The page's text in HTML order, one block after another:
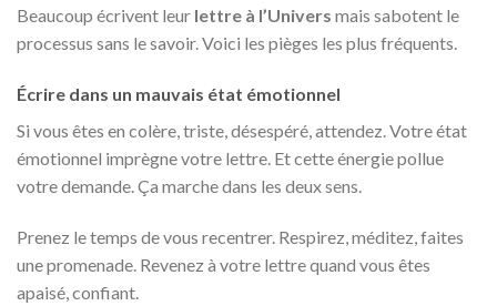
Beaucoup écrivent leur lettre à l’Univers mais sabotent le
processus sans le savoir. Voici les pièges les plus fréquents.
Écrire dans un mauvais état émotionnel
Si vous êtes en colère, triste, désespéré, attendez. Votre état
émotionnel imprègne votre lettre. Et cette énergie pollue
votre demande. Ça marche dans les deux sens.
Prenez le temps de vous recentrer. Respirez, méditez, faites
une promenade. Revenez à votre lettre quand vous êtes
apaisé, confiant.